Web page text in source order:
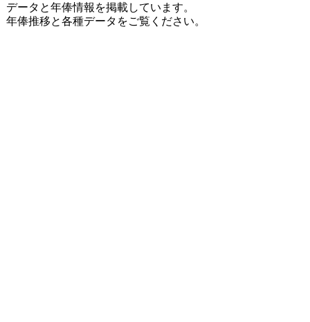
データと年俸情報を掲載しています。
年俸推移と各種データをご覧ください。